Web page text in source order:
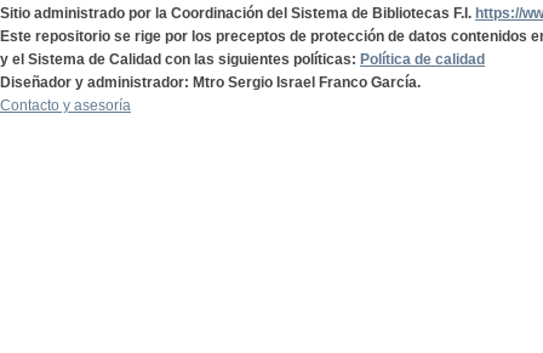
Sitio administrado por la Coordinación del Sistema de Bibliotecas F.I. https://
Este repositorio se rige por los preceptos de protección de datos contenidos
y el Sistema de Calidad con las siguientes políticas: Política de calidad
Diseñador y administrador: Mtro Sergio Israel Franco García.
Contacto y asesoría